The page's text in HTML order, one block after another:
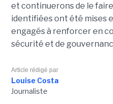
et continuerons de le
identifiées ont été mises
engagés à renforcer en
sécurité et de
Article rédigé par
Louise Costa
Journaliste